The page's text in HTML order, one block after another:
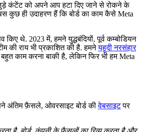
कंटेंट को अपने आप हटा दिए जाने से रोकने के
कुछ ही उदाहरण हैं कि बोर्ड का काम कैसे Meta
किए थे. 2023 में, हमने युद्धबंदियों, पूर्व कम्बोडियन
की राय भी प्रकाशित की है. हमनेयहूदी नरसंहार
काम करना बाकी है, लेकिन फिर भी हम Meta
अंतिम फ़ैसले, ओवरसाइट बोर्ड कीवेबसाइटपर